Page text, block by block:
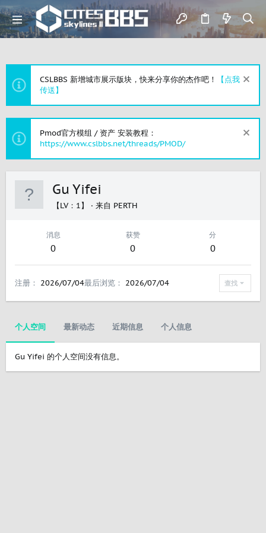
CSLBBS 新增城市展示版块，快来分享你的杰作吧！
【点我
传送】
Pmod官方模组 / 资产 安装教程：
https://www.cslbbs.net/threads/PMOD/
Gu Yifei
【LV：1】 · 来自 PERTH
消息
0
获赞
0
分
0
注册 2026/07/04最后浏览 2026/07/04 查找
个人空间 最新动态 近期信息 个人信息
Gu Yifei 的个人空间没有信息。